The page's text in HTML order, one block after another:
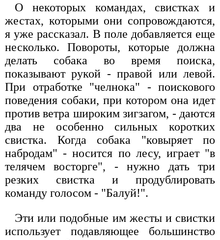
О некоторых командах, свистках и
жестах, которыми они сопровождаются,
я уже рассказал. В поле добавляется еще
несколько. Повороты, которые должна
делать собака во время поиска,
показывают рукой - правой или левой.
При отработке "челнока" - поискового
поведения собаки, при котором она идет
против ветра широким зигзагом, - даются
два не особенно сильных коротких
свистка. Когда собака "ковыряет по
набродам" - носится по лесу, играет "в
телячем восторге", - нужно дать три
резких свистка и продублировать
команду голосом - "Балуй!".
Эти или подобные им жесты и свистки
использует подавляющее большинство